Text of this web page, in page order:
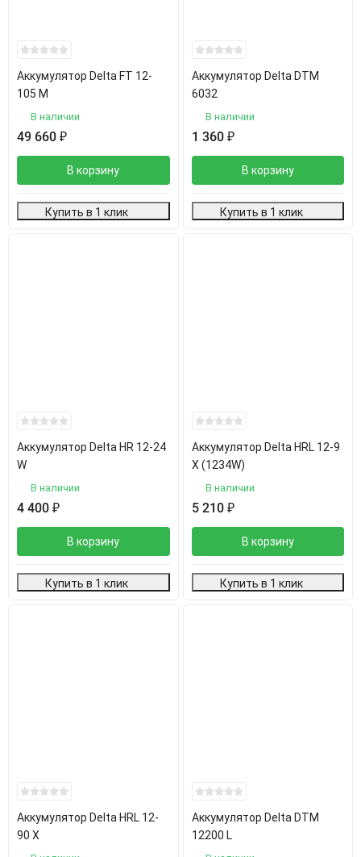
Аккумулятор Delta FT 12-
105 M
В наличии
49 660 ₽
В корзину
Купить в 1 клик
Аккумулятор Delta DTM
6032
В наличии
1 360 ₽
В корзину
Купить в 1 клик
Аккумулятор Delta HR 12-24
W
В наличии
4 400 ₽
В корзину
Купить в 1 клик
Аккумулятор Delta HRL 12-9
Х (1234W)
В наличии
5 210 ₽
В корзину
Купить в 1 клик
Аккумулятор Delta HRL 12-
90 Х
Аккумулятор Delta DTM
12200 L